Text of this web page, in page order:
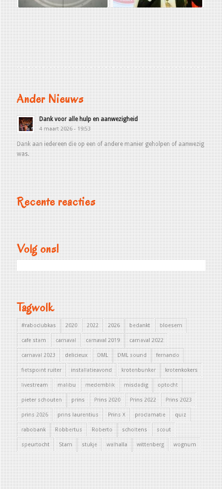
Ander Nieuws
Dank voor alle hulp en aanwezigheid
4 maart 2026 - 19:53
Dank aan iedereen die op een of andere manier geholpen of aanwezig
was.
Recente reacties
Volg ons!
Tagwolk
#raboclubkas 2020 2022 2026 bedankt bloesem
cafe stam carnaval carnaval 2019 carnaval 2022
carnaval 2023 delicieux DML DML sound fernando
fietspoint ruiter installatieavond krotenbunker krotenkokers
livestream malibu medemblik misdadig optocht
pieter schouten prins Prins 2020 Prins 2022 Prins 2023
prins 2026 prins laurentius Prins X proclamatie quiz
rabobank Robbertus Roberto scholtens scout
speurtocht Stam stukje walhalla wittenberg wognum